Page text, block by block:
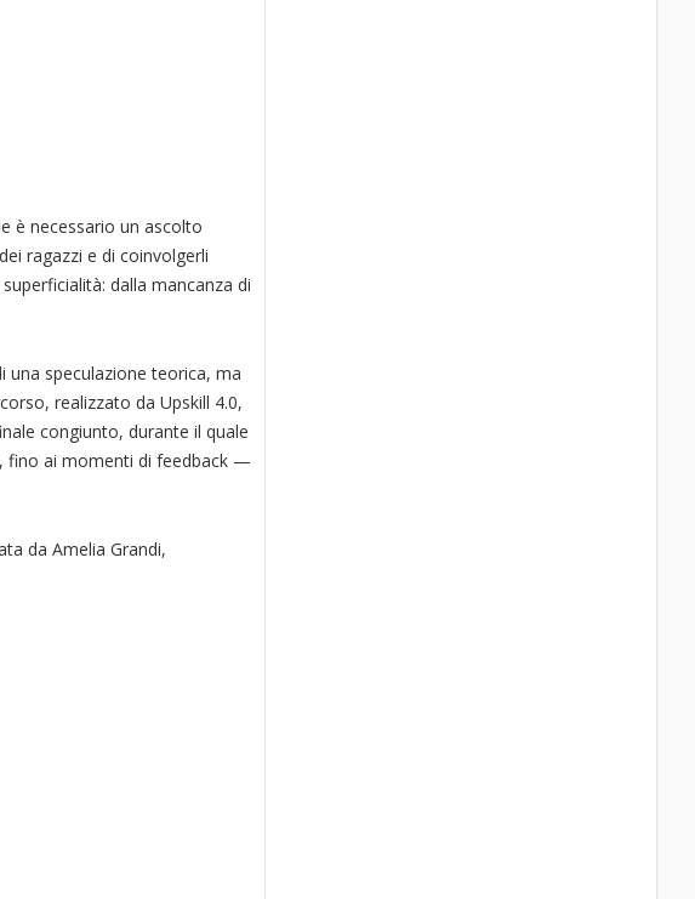
è necessario un ascolto
ragazzi e di coinvolgerli
dalla mancanza di
speculazione teorica, ma
realizzato da Upskill 4.0,
congiunto, durante il quale
fino ai momenti di feedback —
da Amelia Grandi,